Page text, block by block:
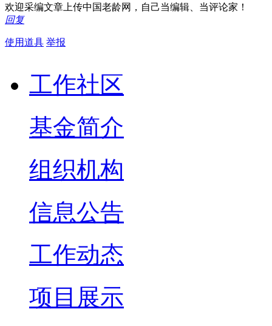
欢迎采编文章上传中国老龄网，自己当编辑、当评论家！
回复
使用道具 举报
工作社区
基金简介
组织机构
信息公告
工作动态
项目展示